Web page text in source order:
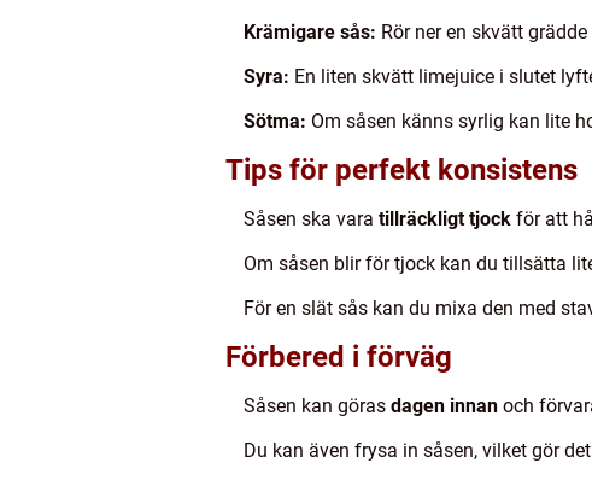
Krämigare sås: Rör ner en skvätt
Syra: En liten skvätt limejuice i slutet
Sötma: Om såsen känns syrlig kan lite
Tips för perfekt konsistens
Såsen ska vara tillräckligt tjock för att
Om såsen blir för tjock kan du tillsätta
För en slät sås kan du mixa den med
Förbered i förväg
Såsen kan göras dagen innan och
Du kan även frysa in såsen, vilket gör